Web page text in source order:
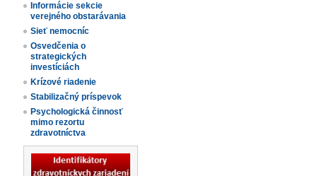
Informácie sekcie
verejného obstarávania
Sieť nemocníc
Osvedčenia o
strategických
investíciách
Krízové riadenie
Stabilizačný príspevok
Psychologická činnosť
mimo rezortu
zdravotníctva